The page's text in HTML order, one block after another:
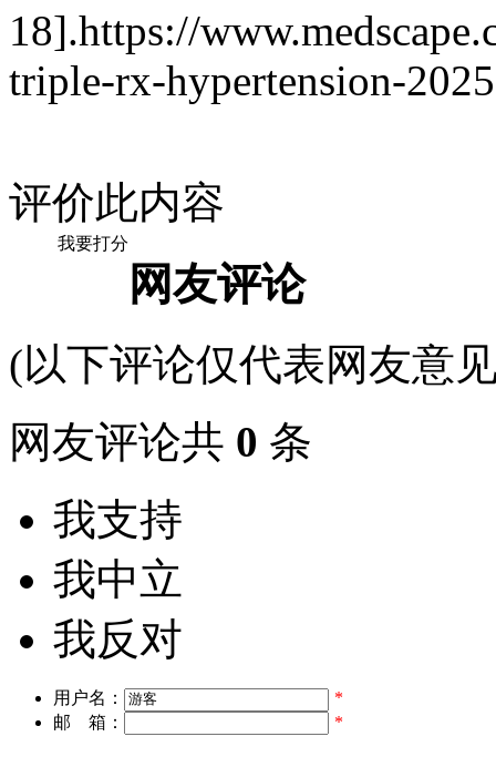
18].https://
triple-rx-hypertension-
评价此内容
我要打分
网友评论
(以下评论仅代表网友意
网友评论共 0 条
我支持
我中立
我反对
用户名：
*
邮 箱：
*